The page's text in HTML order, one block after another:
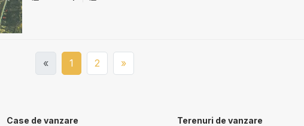
« 1 2 »
Case de vanzare Terenuri de vanzare